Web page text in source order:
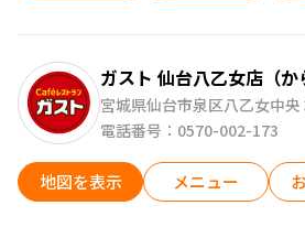
ガスト 仙台八乙女店（か
宮城県仙台市泉区八乙女中央
電話番号：0570-002-173
地図を表示 メニュー